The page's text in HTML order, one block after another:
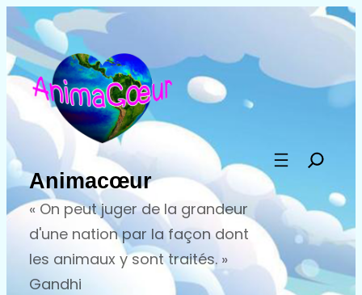
Aller
au
contenu
Animacœur
« On peut juger de la grandeur
d'une nation par la façon dont
les animaux y sont traités. »
Gandhi